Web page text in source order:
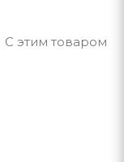
С этим товаром